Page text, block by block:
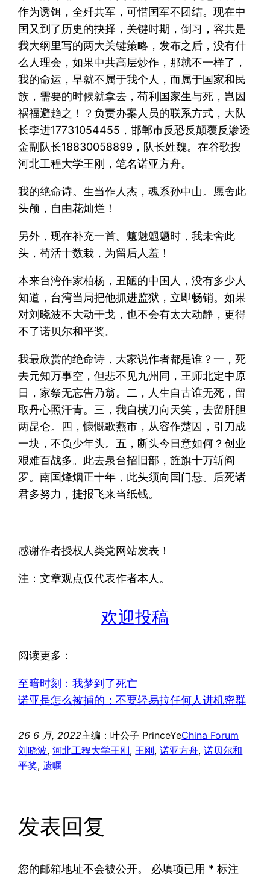
作为诱饵，全歼共军，可惜国军不团结。现在中
国又到了历史的抉择，关键时期，倒习，容共是
我大纲里写的两大关键策略，发布之后，没有什
么人理会，如果中共高层炒作，那就不一样了，
我的命运，早就不属于我个人，而属于国家和民
族，需要的时候就拿去，苟利国家生与死，岂因
祸福避趋之！？负责办案人员的联系方式，大队
长李进17731054455，邯郸市反恐反颠覆反渗透
金副队长18830058899，队长姓魏。在谷歌搜
河北工程大学王刚，笔名诺亚方舟。
我的绝命诗。生当作人杰，魂系孙中山。愿舍此
头颅，自由花灿烂！
另外，现在补充一首。魑魅魍魉时，我未舍此
头，苟活十数栽，为留后人羞！
本来台湾作家柏杨，丑陋的中国人，没有多少人
知道，台湾当局把他抓进监狱，立即畅销。如果
对刘晓波不大动干戈，也不会有太大动静，更得
不了诺贝尔和平奖。
我最欣赏的绝命诗，大家说作者都是谁？一，死
去元知万事空，但悲不见九州同，王师北定中原
日，家祭无忘告乃翁。二，人生自古谁无死，留
取丹心照汗青。三，我自横刀向天笑，去留肝胆
两昆仑。四，慷慨歌燕市，从容作楚囚，引刀成
一块，不负少年头。五，断头今日意如何？创业
艰难百战多。此去泉台招旧部，旌旗十万斩阎
罗。南国烽烟正十年，此头须向国门悬。后死诸
君多努力，捷报飞来当纸钱。
感谢作者授权人类党网站发表！
注：文章观点仅代表作者本人。
欢迎投稿
阅读更多：
至暗时刻：我梦到了死亡
诺亚是怎么被捕的：不要轻易拉任何人进机密群
26 6 月, 2022主编：叶公子 PrinceYeChina Forum
刘晓波, 河北工程大学王刚, 王刚, 诺亚方舟, 诺贝尔和
平奖, 遗嘱
发表回复
您的邮箱地址不会被公开。 必填项已用 * 标注